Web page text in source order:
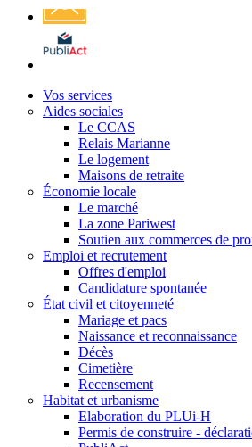
Affichage
légal
Vos services
Aides sociales
Le CCAS
Relais Marianne
Le logement
Maisons de retraite
Économie locale
Le marché
La zone Pariwest
Soutien aux commerces de
Emploi et recrutement
Offres d'emploi
Candidature spontanée
État civil et citoyenneté
Mariage et pacs
Naissance et reconnaissance
Décès
Cimetière
Recensement
Habitat et urbanisme
Elaboration du PLUi-H
Permis de construire -